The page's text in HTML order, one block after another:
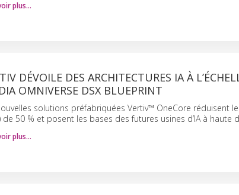
plus…
DÉVOILE DES ARCHITECTURES IA À
OMNIVERSE DSX BLUEPRINT
solutions préfabriquées Vertiv™ OneCore réduisent le
de 50 % et posent les bases des futures usines d’IA à haute
plus…